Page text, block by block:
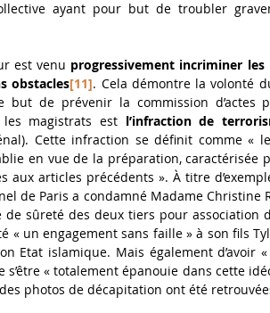
ayant pour but de troubler
est venu progressivement incriminer
obstacles[11]. Cela démontre la volonté
but de prévenir la commission d’actes
magistrats est l’infraction de
Cette infraction se définit comme «
en vue de la préparation, caractérisée
aux articles précédents ». À titre
de Paris a condamné Madame Christine
de sûreté des deux tiers pour association
un engagement sans faille » à son fils
Etat islamique. Mais également d’avoir
« totalement épanouie dans cette
photos de décapitation ont été